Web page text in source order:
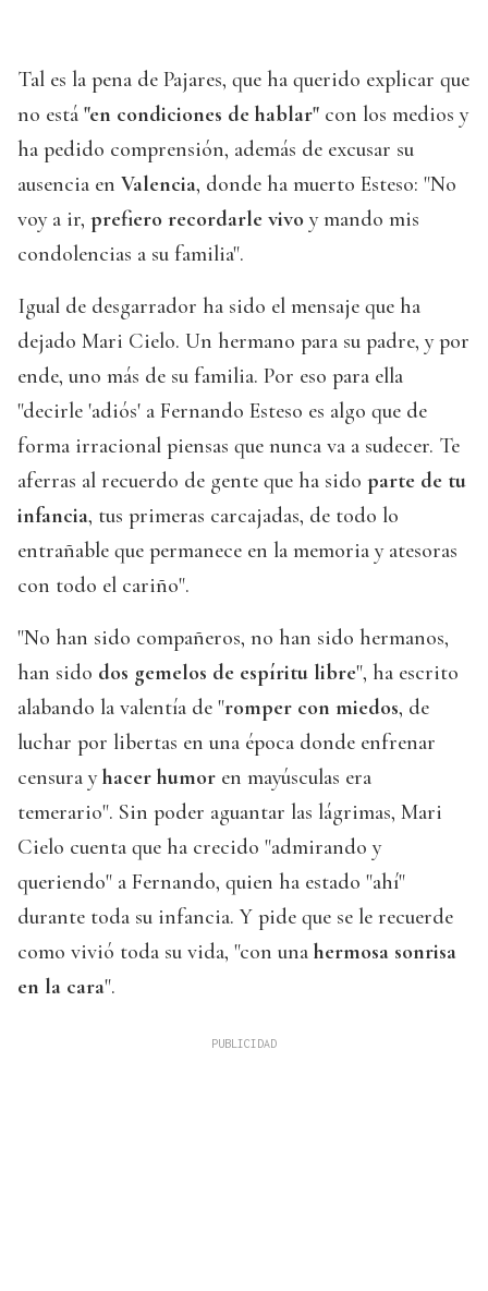
Tal es la pena de Pajares, que ha querido explicar que
no está "en condiciones de hablar" con los medios y
ha pedido comprensión, además de excusar su
ausencia en Valencia, donde ha muerto Esteso: "No
voy a ir, prefiero recordarle vivo y mando mis
condolencias a su familia".
Igual de desgarrador ha sido el mensaje que ha
dejado Mari Cielo. Un hermano para su padre, y por
ende, uno más de su familia. Por eso para ella
"decirle 'adiós' a Fernando Esteso es algo que de
forma irracional piensas que nunca va a sudecer. Te
aferras al recuerdo de gente que ha sido parte de tu
infancia, tus primeras carcajadas, de todo lo
entrañable que permanece en la memoria y atesoras
con todo el cariño".
"No han sido compañeros, no han sido hermanos,
han sido dos gemelos de espíritu libre", ha escrito
alabando la valentía de "romper con miedos, de
luchar por libertas en una época donde enfrenar
censura yhacer humor en mayúsculas era
temerario". Sin poder aguantar las lágrimas, Mari
Cielo cuenta que ha crecido "admirando y
queriendo" a Fernando, quien ha estado "ahí"
durante toda su infancia. Y pide que se le recuerde
como vivió toda su vida, "con una hermosa sonrisa
en la cara".